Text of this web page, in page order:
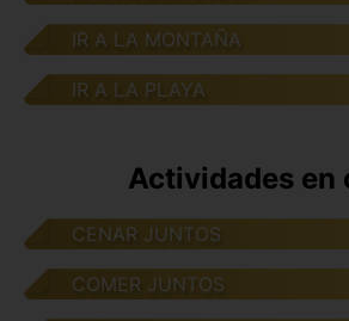
IR A LA MONTAÑA
IR A LA PLAYA
Actividades en
CENAR JUNTOS
COMER JUNTOS